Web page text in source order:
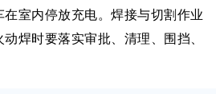
室内停放充电。焊接与切割作业
焊时要落实审批、清理、围挡、